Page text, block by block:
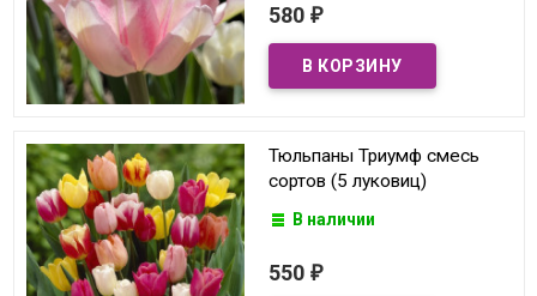
580 ₽
Тюльпаны Триумф смесь
сортов (5 луковиц)
В наличии
550 ₽